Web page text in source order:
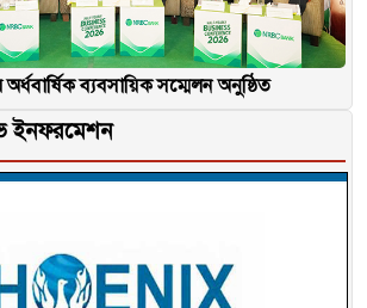
ব্যবসায়িক সম্মেলন অনুষ্ঠিত
ইনফরমেশন